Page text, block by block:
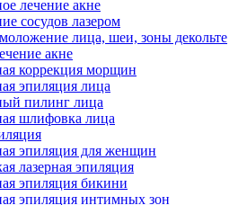
лечение акне
сосудов лазером
лица, шеи, зоны декольте
акне
коррекция морщин
эпиляция лица
пилинг лица
шлифовка лица
эпиляция для женщин
лазерная эпиляция
эпиляция бикини
эпиляция интимных зон